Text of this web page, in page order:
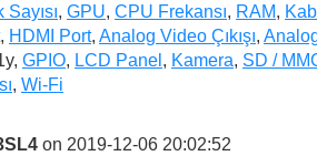
, GPU, CPU Frekansı, RAM,
, HDMI Port, Analog Video Çıkışı,
GPIO, LCD Panel , Kamera, SD /
, Wi-Fi
on 2019-12-06 20:02:52